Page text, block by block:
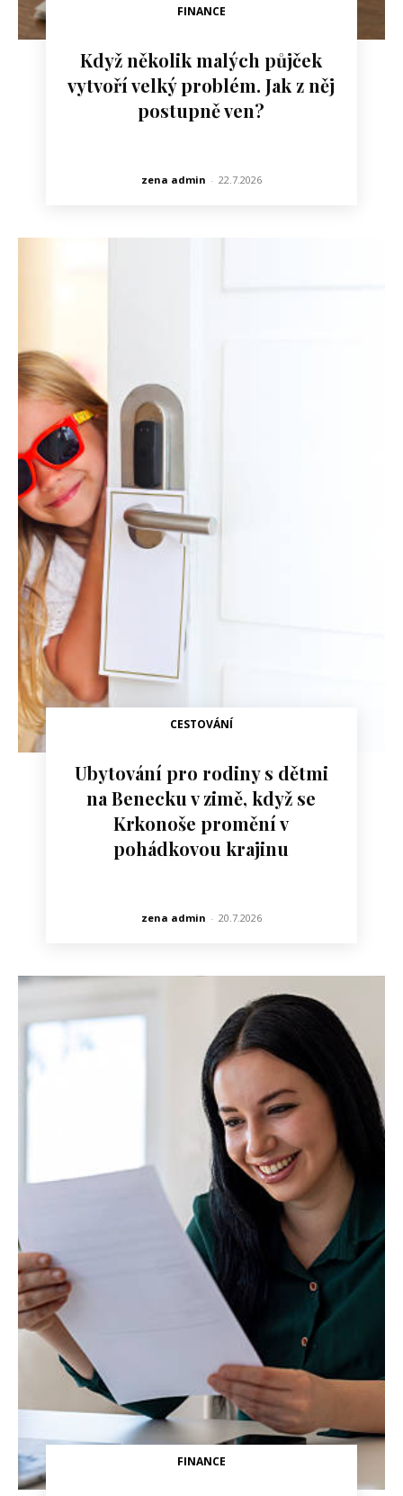
FINANCE
Když několik malých půjček
vytvoří velký problém. Jak z něj
postupně ven?
zena admin - 22.7.2026
CESTOVÁNÍ
Ubytování pro rodiny s dětmi
na Benecku v zimě, když se
Krkonoše promění v
pohádkovou krajinu
zena admin - 20.7.2026
FINANCE